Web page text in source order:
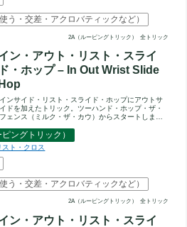
2A（ルーピングトリック） 全トリック
う・交差・アクロバティックなど）
ン・アウト・リスト・スライ
ド・ホップ – In Out Wrist Slide
Hop
インサイド・リスト・スライド・ホップにアウトサ
イドを加えたトリック。ツーハンド・ホップ・ザ・
フェンス（ミルク・ザ・カウ）からスタートしま
2A（ルーピングトリック） 全トリック
ングトリック）
スト・クロス
う・交差・アクロバティックなど）
ン・アウト・リスト・スライ